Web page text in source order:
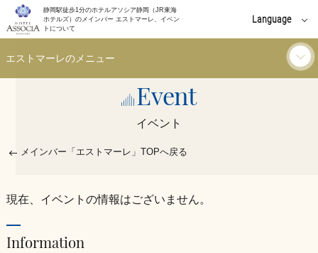
静岡駅徒歩1分のホテルアソシア静岡（JR東海
ホテルズ）のメインバー エストマーレ、イベン
トについて
Language
中文(簡体字)
エストマーレのメニュー
お知らせ
Event
イベント
メインバー「エストマーレ」TOPへ戻る
現在、イベントの情報はございません。
Information